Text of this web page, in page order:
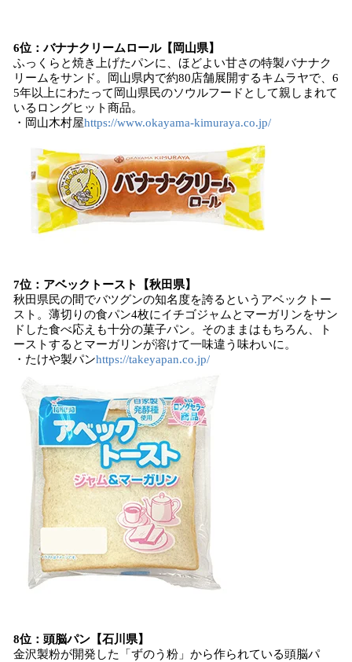
6位：バナナクリームロール【岡山県】
ふっくらと焼き上げたパンに、ほどよい甘さの特製バナナク
リームをサンド。岡山県内で約80店舗展開するキムラヤで、6
5年以上にわたって岡山県民のソウルフードとして親しまれて
いるロングヒット商品。
・岡山木村屋https://www.okayama-kimuraya.co.jp/
7位：アベックトースト【秋田県】
秋田県民の間でバツグンの知名度を誇るというアベックトー
スト。薄切りの食パン4枚にイチゴジャムとマーガリンをサン
ドした食べ応えも十分の菓子パン。そのままはもちろん、ト
ーストするとマーガリンが溶けて一味違う味わいに。
・たけや製パンhttps://takeyapan.co.jp/
8位：頭脳パン【石川県】
金沢製粉が開発した「ずのう粉」から作られている頭脳パ